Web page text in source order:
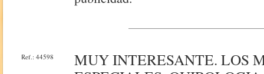
Ref.: 44598
MUY INTERESANTE. LOS